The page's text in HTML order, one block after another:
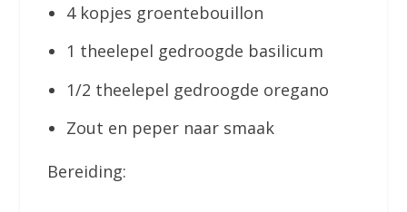
4 kopjes groentebouillon
1 theelepel gedroogde basilicum
1/2 theelepel gedroogde oregano
Zout en peper naar smaak
Bereiding: